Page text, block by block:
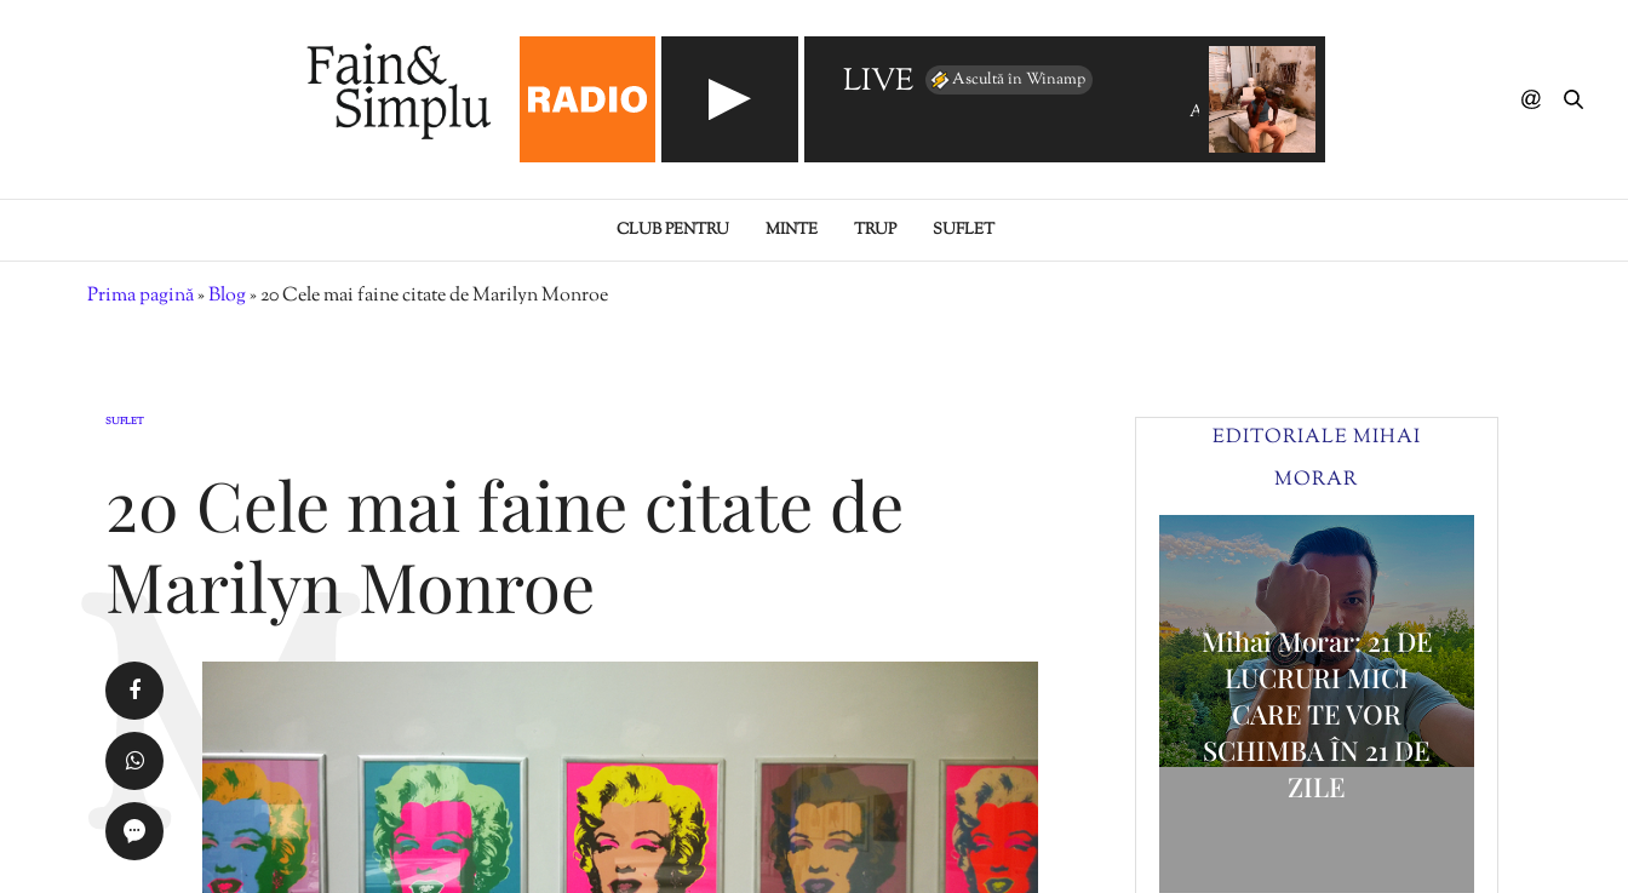
LIVE Ascultă în Winamp
ALEKA KANELLIDOU - Molis Htes
CLUB PENTRU MINTE TRUP SUFLET
Prima pagină»Blog»20 Cele mai faine citate de Marilyn Monroe
SUFLET
20 Cele mai faine citate de
Marilyn Monroe
EDITORIALE MIHAI
MORAR
Editorial Mihai
FRUMOS
Mihai Morar: 21 DE
LUCRURI MICI
CARE TE VOR
SCHIMBA ÎN 21 DE
ZILE